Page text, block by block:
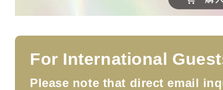
For International
Please note that direct email